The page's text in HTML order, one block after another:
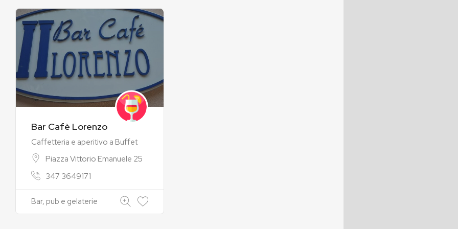
Bar Cafè Lorenzo
Caffetteria e aperitivo a Buffet
Piazza Vittorio Emanuele 25
347 3649171
Bar, pub e gelaterie